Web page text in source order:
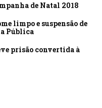
de Natal 2018
limpo e suspensão de
Pública
prisão convertida à